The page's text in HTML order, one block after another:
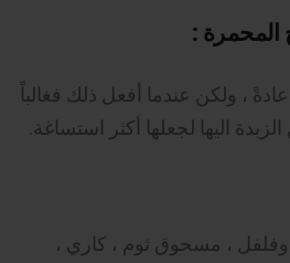
المحمرة :
عادةً ، ولكن عندما أفعل ذلك فغالباً
اليها لجعلها أكثر استساغة.
وفلفل ، مسحوق ثوم ، كاري ،